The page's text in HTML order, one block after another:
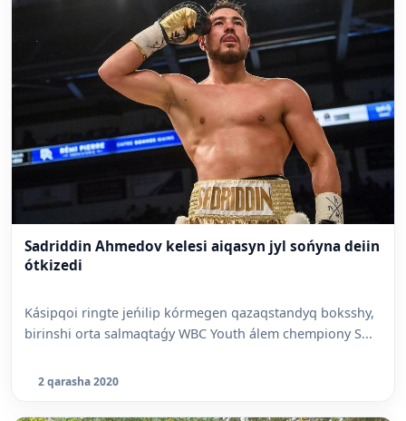
Sadriddin Ahmedov kelesi aiqasyn jyl sońyna deiin
ótkizedi
Kásipqoi ringte jeńilip kórmegen qazaqstandyq boksshy,
birinshi orta salmaqtaǵy WBC Youth álem chempiony S...
2 qarasha 2020